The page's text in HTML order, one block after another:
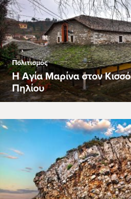
Πολιτισμός
Η Αγία Μαρίνα στον Κισσό
Πηλίου